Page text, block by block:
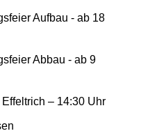
Aufbau - ab 18
Abbau - ab 9
– 14:30 Uhr